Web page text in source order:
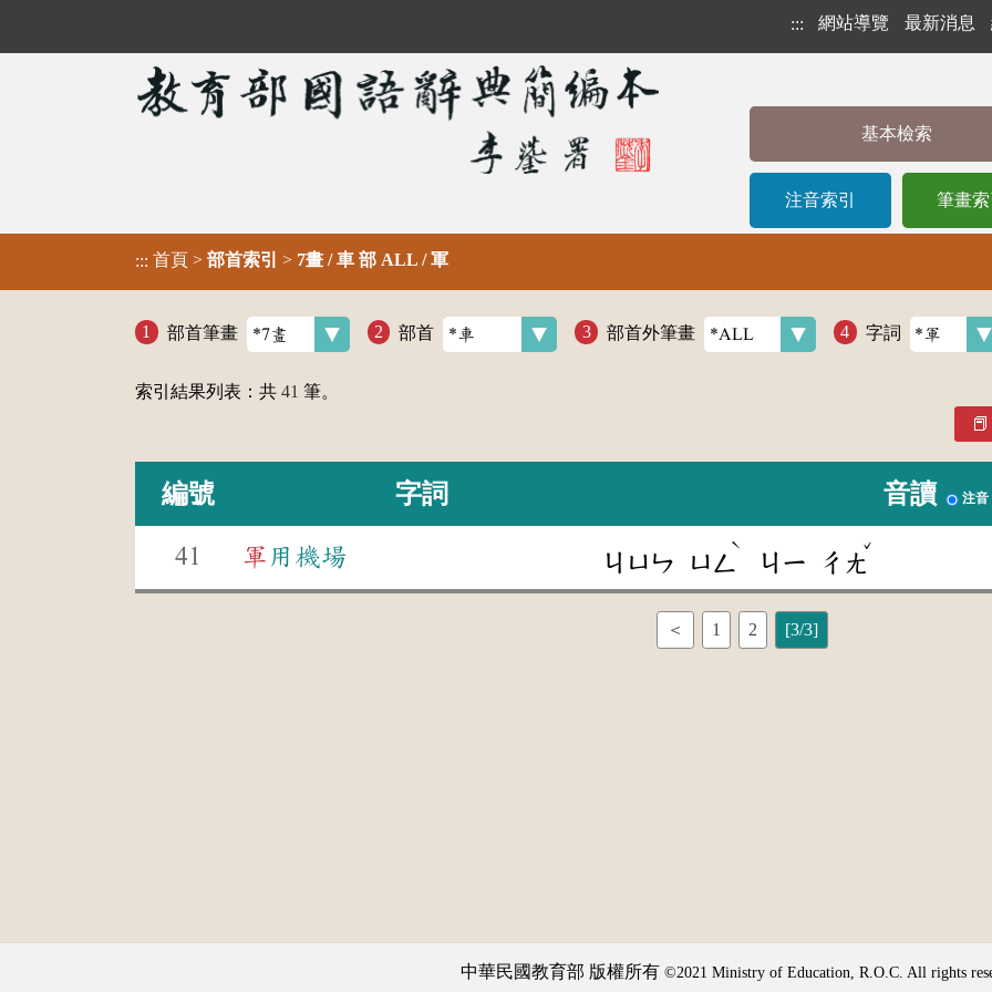
::: 網站導覽 最新消息
基本檢索
注音索引 筆畫索
::: 首頁 > 部首索引 > 7畫 / 車 部 ALL / 軍
部首筆畫 部首 部首外筆畫 字詞
索引結果列表：共 41 筆。
編號 字詞 音讀 注音
41 軍 用機場 ㄐㄩㄣ ㄩㄥ
ˋ
ㄐㄧ ㄔㄤ
ˇ
＜ 1 2 [3/3]
中華民國教育部 版權所有 ©2021 Ministry of Education, R.O.C. All rights